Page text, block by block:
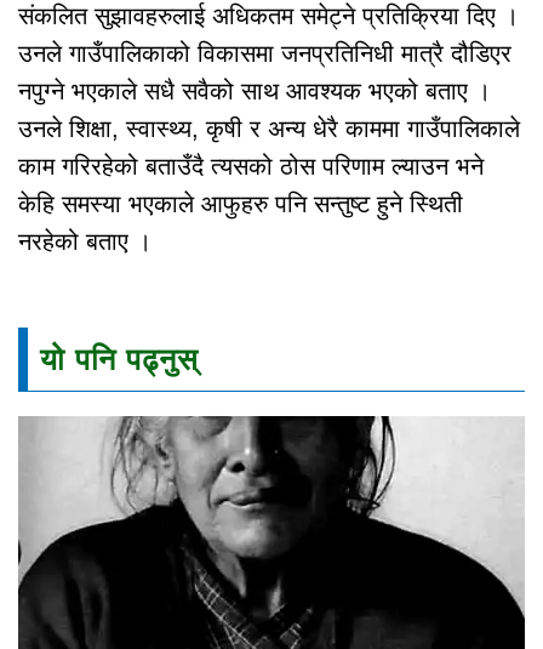
संकलित सुझावहरुलाई अधिकतम समेट्ने प्रतिक्रिया दिए ।
उनले गाउँपालिकाको विकासमा जनप्रतिनिधी मात्रै दौडिएर
नपुग्ने भएकाले सधै सवैको साथ आवश्यक भएको बताए ।
उनले शिक्षा, स्वास्थ्य, कृषी र अन्य धेरै काममा गाउँपालिकाले
काम गरिरहेको बताउँदै त्यसको ठोस परिणाम ल्याउन भने
केहि समस्या भएकाले आफुहरु पनि सन्तुष्ट हुने स्थिती
नरहेको बताए ।
यो पनि पढ्नुस्